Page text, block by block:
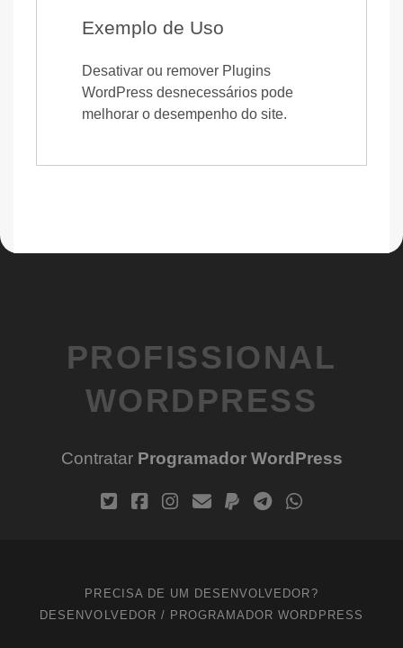
Exemplo de Uso
Desativar ou remover Plugins
WordPress desnecessários pode
melhorar o desempenho do site.
PROFISSIONAL
WORDPRESS
Contratar Programador WordPress
PRECISA DE UM DESENVOLVEDOR?
DESENVOLVEDOR / PROGRAMADOR WORDPRESS